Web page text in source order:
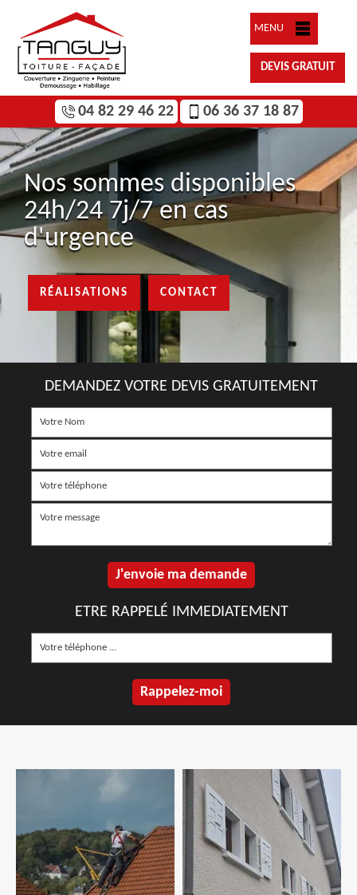
MENU
DEVIS GRATUIT
04 82 29 46 22 06 36 37 18 87
Nos sommes disponibles
24h/24 7j/7 en cas
d'urgence
RÉALISATIONS CONTACT
DEMANDEZ VOTRE DEVIS GRATUITEMENT
ETRE RAPPELÉ IMMEDIATEMENT